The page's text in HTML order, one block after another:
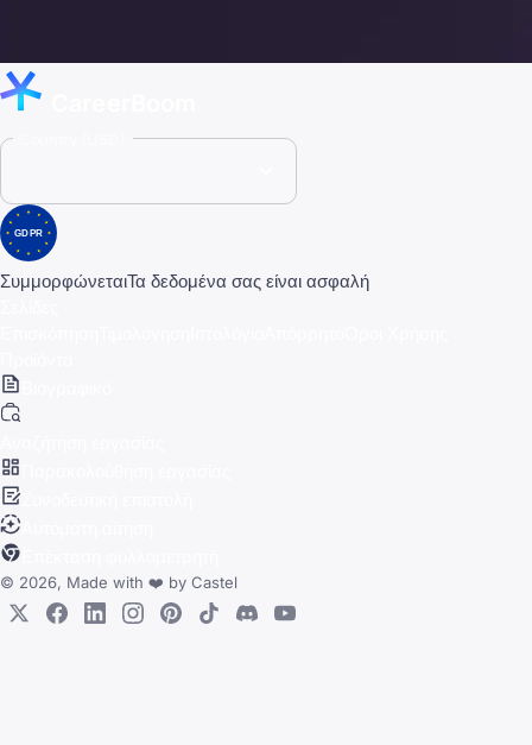
GDPR
ΣυμμορφώνεταιΤα δεδομένα σας είναι ασφαλή
© 2026, Made with ❤️ by Castel